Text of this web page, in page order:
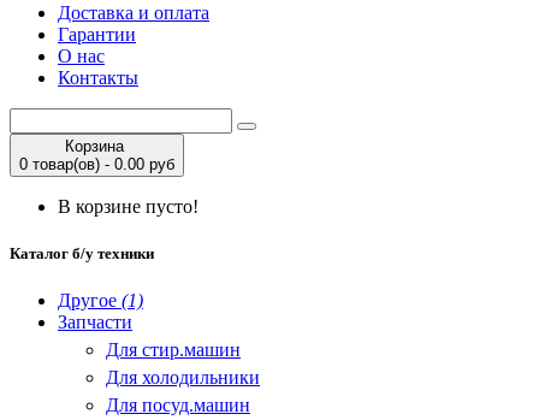
Доставка и оплата
Гарантии
О нас
Контакты
Корзина
0 товар(ов) - 0.00 руб
В корзине пусто!
Каталог б/у техники
Другое (1)
Запчасти
Для стир.машин
Для холодильники
Для посуд.машин